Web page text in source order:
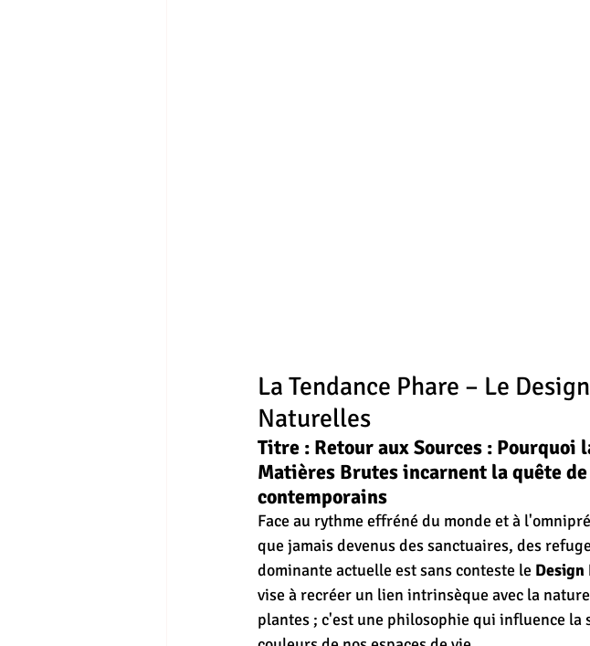
La Tendance Phare – Le
Naturelles
Titre : Retour aux Sources :
Matières Brutes incarnent la quête
contemporains
Face au rythme effréné du monde et à
que jamais devenus des sanctuaires, des
dominante actuelle est sans conteste le
vise à recréer un lien intrinsèque avec la
plantes ; c'est une philosophie qui influence